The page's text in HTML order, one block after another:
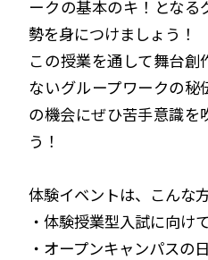
ークの基本のキ！とな
勢を身につけましょう！
この授業を通して舞台
ないグループワークの秘
の機会にぜひ苦手意識を
う！
体験イベントは、こんな
・体験授業型入試に向け
・オープンキャンパスの